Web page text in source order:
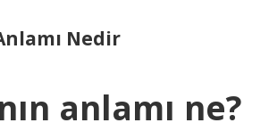
Nedir
anlamı ne?